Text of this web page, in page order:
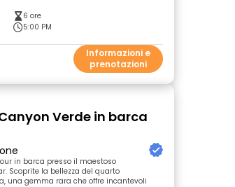
6 ore
5:00 PM
Informazioni e
prenotazioni
Verde in barca
in barca presso il maestoso
Scoprite la bellezza del quarto
una gemma rara che offre incantevoli